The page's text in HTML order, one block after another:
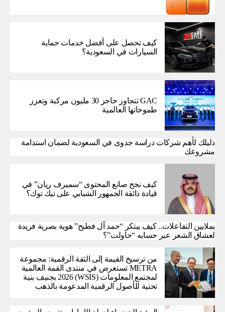
كيف تحصل على أفضل خدمات حماية
السيارات في السعودية؟
GAC تتجاوز حاجز 30 مليون مركبة وتعزز
طموحاتها العالمية
دليلك لأهم شركات دراسة جدوى في السعودية لضمان استدامة
مشروعك
كيف نجح صانع المحتوى “سميرف ريان” في
قيادة ذائقة الجمهور الشبابي على تيك توك؟
بملايين التفاعلات.. كيف يبتكر “حمد آل فطيح” هوية بصرية فريدة
لعشاق الشعر عبر حسابه “حاولت”؟
من ترسيخ القيمة إلى الثقة الرقمية: مجموعة
METRA تستعرض في منتدى القمة العالمية
لمجتمع المعلومات (WSIS) 2026 بجنيف بنية
تحتية للأصول الرقمية المدعومة بالذهب